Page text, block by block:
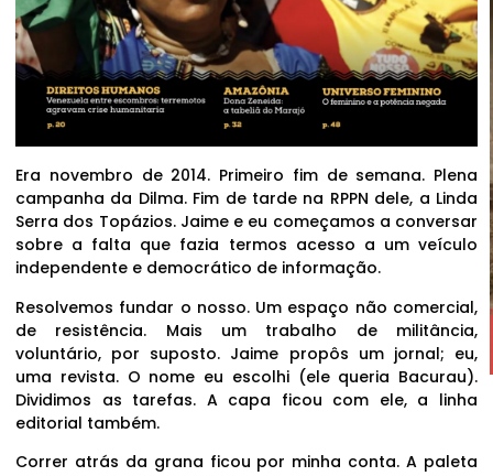
Era novembro de 2014. Primeiro fim de semana. Plena
campanha da Dilma. Fim de tarde na RPPN dele, a Linda
Serra dos Topázios. Jaime e eu começamos a conversar
sobre a falta que fazia termos acesso a um veículo
independente e democrático de informação.
Resolvemos fundar o nosso. Um espaço não comercial,
de resistência. Mais um trabalho de militância,
voluntário, por suposto. Jaime propôs um jornal; eu,
uma revista. O nome eu escolhi (ele queria Bacurau).
Dividimos as tarefas. A capa ficou com ele, a linha
editorial também.
Correr atrás da grana ficou por minha conta. A paleta